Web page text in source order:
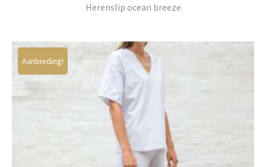
was:
is:
Herenslip ocean breeze
Aanbieding!